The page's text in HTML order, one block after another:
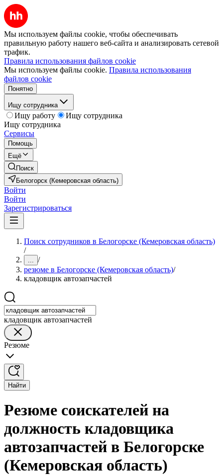
Мы используем файлы cookie, чтобы обеспечивать
правильную работу нашего веб-сайта и анализировать сетевой
трафик.
Правила использования файлов cookie
Мы используем файлы cookie. Правила использования
файлов cookie
Понятно
Ищу сотрудника
Ищу работу
Ищу сотрудника
Ищу сотрудника
Сервисы
Помощь
Ещё
Поиск
Белогорск (Кемеровская область)
Войти
Войти
Зарегистрироваться
Поиск сотрудников в Белогорске (Кемеровская область)
/
... /
резюме в Белогорске (Кемеровская область)/
кладовщик автозапчастей
кладовщик автозапчастей
Резюме
Найти
Резюме соискателей на
должность кладовщика
автозапчастей в Белогорске
(Кемеровская область)